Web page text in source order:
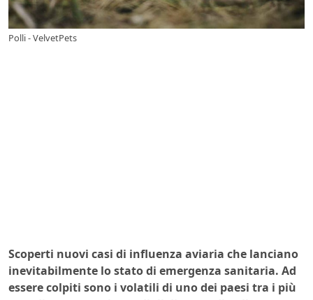
Polli - VelvetPets
Scoperti nuovi casi di influenza aviaria che lanciano
inevitabilmente lo stato di emergenza sanitaria. Ad
essere colpiti sono i volatili di uno dei paesi tra i più